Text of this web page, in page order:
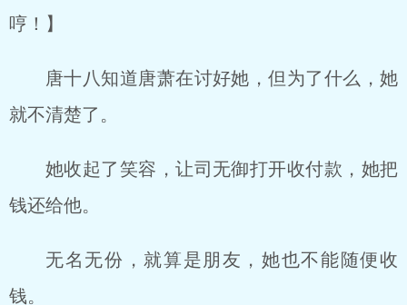
哼！】
唐十八知道唐萧在讨好她，但为了什么，她
就不清楚了。
她收起了笑容，让司无御打开收付款，她把
钱还给他。
无名无份，就算是朋友，她也不能随便收
钱。